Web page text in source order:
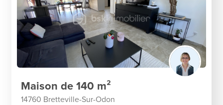
Maison de 140 m²
14760 Bretteville-Sur-Odon